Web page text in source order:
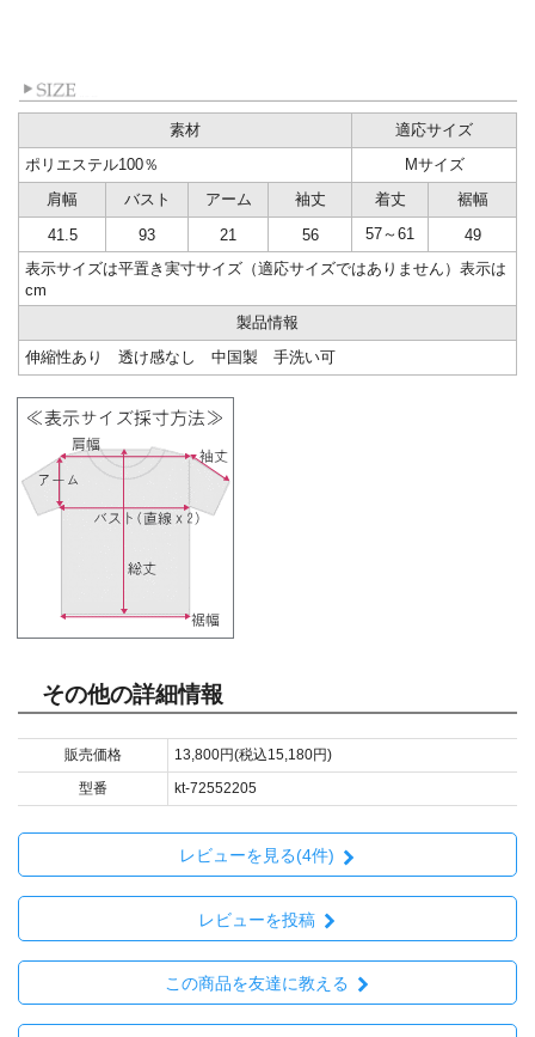
素材
適応サイズ
ポリエステル100％
Mサイズ
肩幅
バスト アーム 袖丈 着丈
裾幅
41.5
93 21 56 57～61
49
表示サイズは平置き実寸サイズ（適応サイズではありません）表示は
cm
製品情報
伸縮性あり 透け感なし 中国製 手洗い可
その他の詳細情報
販売価格
13,800円(税込15,180円)
型番
kt-72552205
レビューを見る(4件)
レビューを投稿
この商品を友達に教える